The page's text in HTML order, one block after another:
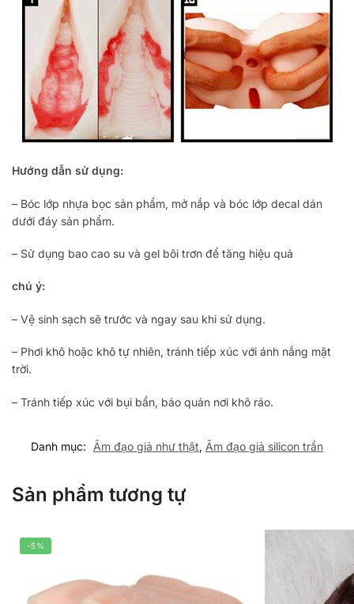
Hướng dẫn sử dụng:
– Bóc lớp nhựa bọc sản phẩm, mở nắp và bóc lớp decal dán
dưới đáy sản phẩm.
– Sử dụng bao cao su và gel bôi trơn để tăng hiệu quả
chú ý:
– Vệ sinh sạch sẽ trước và ngay sau khi sử dụng.
– Phơi khô hoặc khô tự nhiên, tránh tiếp xúc với ánh nắng mặt
trời.
– Tránh tiếp xúc với bụi bẩn, bảo quản nơi khô ráo.
Danh mục: Âm đạo giả như thật, Âm đạo giả silicon trần
Sản phẩm tương tự
-5%